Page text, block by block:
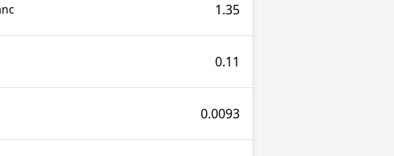
1.35
0.11
0.0093